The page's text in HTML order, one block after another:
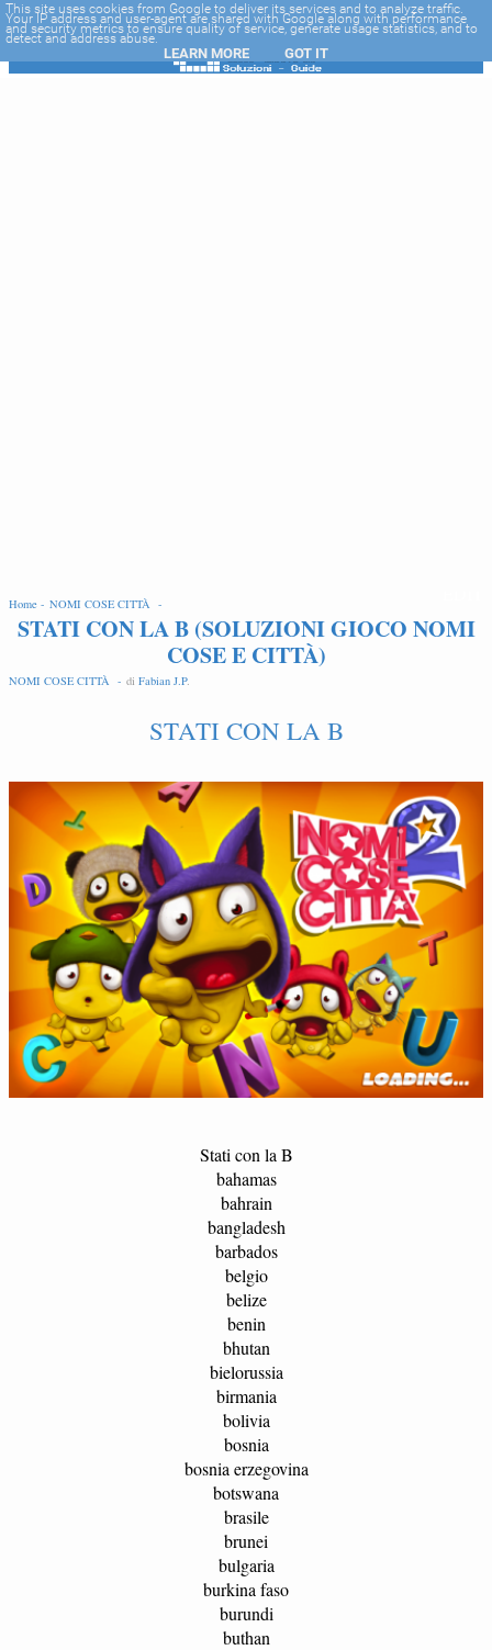
-->
Home - NOMI COSE CITTÀ -
STATI CON LA B (SOLUZIONI GIOCO NOMI
COSE E CITTÀ)
NOMI COSE CITTÀ - di Fabian J.P.
STATI CON LA B
Stati con la B
bahamas
bahrain
bangladesh
barbados
belgio
belize
benin
bhutan
bielorussia
birmania
bolivia
bosnia
bosnia erzegovina
botswana
brasile
brunei
bulgaria
burkina faso
burundi
buthan
This site uses cookies from Google to deliver its services and to analyze traffic.
Your IP address and user-agent are shared with Google along with performance
and security metrics to ensure quality of service, generate usage statistics, and to
detect and address abuse.
LEARN MORE GOT IT